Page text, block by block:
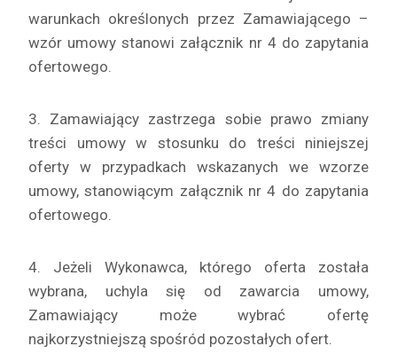
warunkach określonych przez Zamawiającego –
wzór umowy stanowi załącznik nr 4 do zapytania
ofertowego.
3. Zamawiający zastrzega sobie prawo zmiany
treści umowy w stosunku do treści niniejszej
oferty w przypadkach wskazanych we wzorze
umowy, stanowiącym załącznik nr 4 do zapytania
ofertowego.
4. Jeżeli Wykonawca, którego oferta została
wybrana, uchyla się od zawarcia umowy,
Zamawiający może wybrać ofertę
najkorzystniejszą spośród pozostałych ofert.